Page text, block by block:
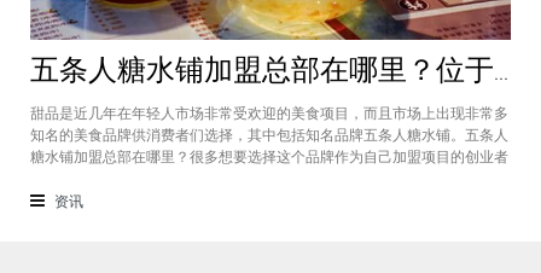
五条人糖水铺加盟总部在哪里？位于福建厦门欢迎大家前来考察
甜品是近几年在年轻人市场非常受欢迎的美食项目，而且市场上出现非常多
知名的美食品牌供消费者们选择，其中包括知名品牌五条人糖水铺。五条人
糖水铺加盟总部在哪里？很多想要选择这个品牌作为自己加盟项目的创业者
门进行考察，带大家了解五条人糖水铺加盟情况，欢迎大家前来考察。五条
资讯